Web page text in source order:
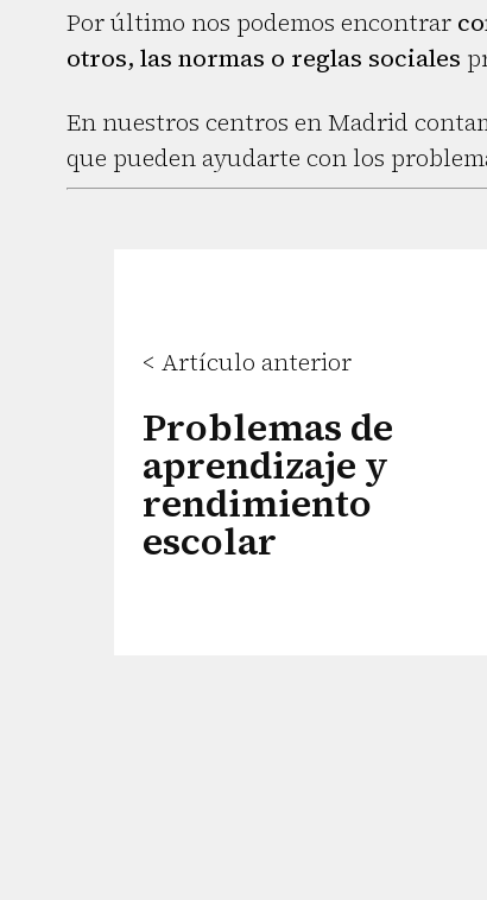
Por último nos podemos encontrar
otros, las normas o reglas sociales
En nuestros centros en Madrid
que pueden ayudarte con los
< Artículo anterior
Problemas de
aprendizaje y
rendimiento
escolar